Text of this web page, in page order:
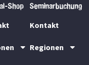
Shop
Seminarbuchung
Kontakt
Regionen